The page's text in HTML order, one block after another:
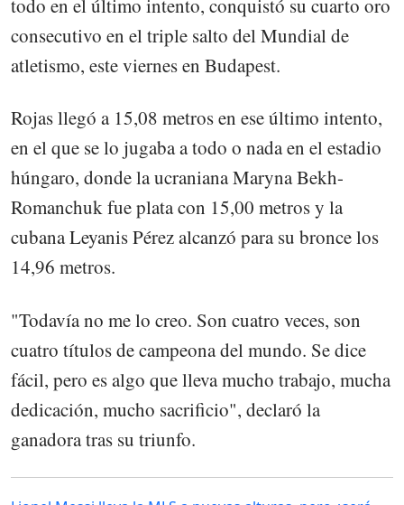
todo en el último intento, conquistó su cuarto oro
consecutivo en el triple salto del Mundial de
atletismo, este viernes en Budapest.
Rojas llegó a 15,08 metros en ese último intento,
en el que se lo jugaba a todo o nada en el estadio
húngaro, donde la ucraniana Maryna Bekh-
Romanchuk fue plata con 15,00 metros y la
cubana Leyanis Pérez alcanzó para su bronce los
14,96 metros.
"Todavía no me lo creo. Son cuatro veces, son
cuatro títulos de campeona del mundo. Se dice
fácil, pero es algo que lleva mucho trabajo, mucha
dedicación, mucho sacrificio", declaró la
ganadora tras su triunfo.